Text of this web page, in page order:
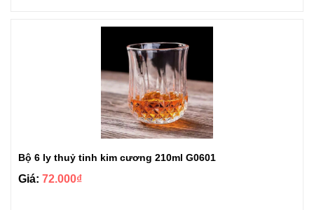
Bộ 6 ly thuỷ tinh kim cương 210ml G0601
Giá: 72.000₫